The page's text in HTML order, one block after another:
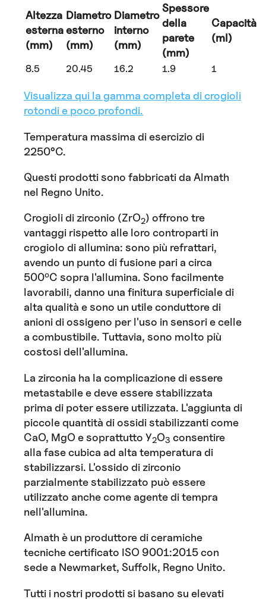
Altezza
esterna
(mm)
Diametro
esterno
(mm)
Diametro
interno
(mm)
Spessore
della
parete
(mm)
Capacità
(ml)
8.5 20.45 16.2 1.9 1
Visualizza qui la gamma completa di crogioli
rotondi e poco profondi.
Temperatura massima di esercizio di
2250°C.
Questi prodotti sono fabbricati da Almath
nel Regno Unito.
Crogioli di zirconio (ZrO2) offrono tre
vantaggi rispetto alle loro controparti in
crogiolo di allumina: sono più refrattari,
avendo un punto di fusione pari a circa
500oC sopra l'allumina. Sono facilmente
lavorabili, danno una finitura superficiale di
alta qualità e sono un utile conduttore di
anioni di ossigeno per l'uso in sensori e celle
a combustibile. Tuttavia, sono molto più
costosi dell'allumina.
La zirconia ha la complicazione di essere
metastabile e deve essere stabilizzata
prima di poter essere utilizzata. L'aggiunta di
piccole quantità di ossidi stabilizzanti come
CaO, MgO e soprattutto Y2O3 consentire
alla fase cubica ad alta temperatura di
stabilizzarsi. L'ossido di zirconio
parzialmente stabilizzato può essere
utilizzato anche come agente di tempra
nell'allumina.
Almath è un produttore di ceramiche
tecniche certificato ISO 9001:2015 con
sede a Newmarket, Suffolk, Regno Unito.
Tutti i nostri prodotti si basano su elevati